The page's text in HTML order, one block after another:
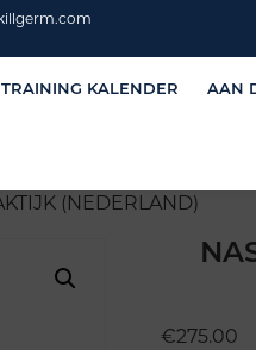
TRAINING KALENDER AAN
(NEDERLAND)
€275.00